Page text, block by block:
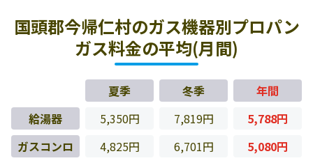
国頭郡今帰仁村のガス機器別プロパン
ガス料金の平均(月間)
夏季 冬季
年間
給湯器
5,350円 7,819円
5,788円
ガスコンロ
4,825円 6,701円 5,080円